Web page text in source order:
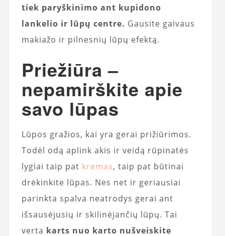
tiek paryškinimo ant kupidono
lankelio ir lūpų centre. Gausite gaivaus
makiažo ir pilnesnių lūpų efektą.
Priežiūra –
nepamirškite apie
savo lūpas
Lūpos gražios, kai yra gerai prižiūrimos.
Todėl odą aplink akis ir veidą rūpinatės
lygiai taip pat kremas, taip pat būtinai
drėkinkite lūpas. Nes net ir geriausiai
parinkta spalva neatrodys gerai ant
išsausėjusių ir skilinėjančių lūpų. Tai
verta karts nuo karto nušveiskite